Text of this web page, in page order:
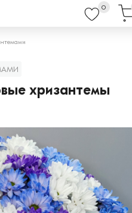
0
хризантемы